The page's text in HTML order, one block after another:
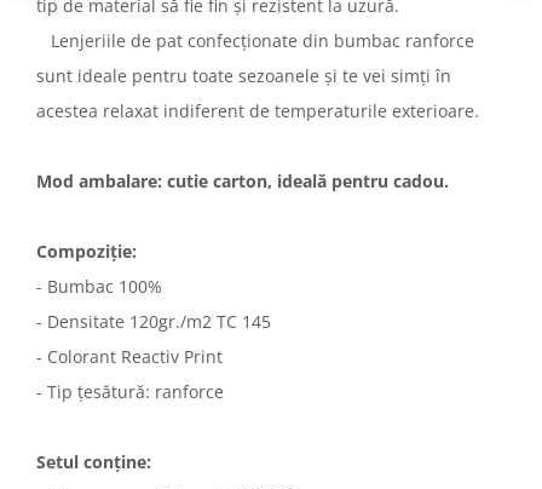
tip de material să fie fin și rezistent la uzură.
Lenjeriile de pat confecționate din bumbac ranforce
sunt ideale pentru toate sezoanele și te vei simți în
acestea relaxat indiferent de temperaturile exterioare.
Mod ambalare: cutie carton, ideală pentru cadou.
Compoziție:
- Bumbac 100%
- Densitate 120gr./m2 TC 145
- Colorant Reactiv Print
- Tip țesătură: ranforce
Setul conține: